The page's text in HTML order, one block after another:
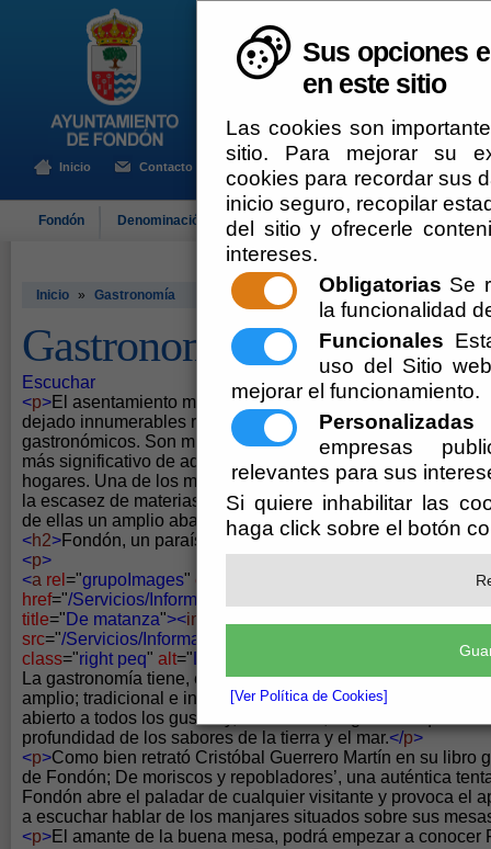
Sus opciones
en este sitio
Las cookies son
sitio. Para mejorar su
cookies para recordar sus
inicio seguro, recopilar
del sitio y ofrecerle
intereses.
Obligatorias Se
la funcionalidad
Funcionales
uso del Sitio
mejorar el funcionamiento.
Personalizadas
empresas
relevantes para sus
Si quiere inhabilitar las
haga click sobre el botón
[Ver Política de Cookies]
Inicio Contacto
Fondón Denominación de Origen El Ayuntamiento Turismo
Inicio » Gastronomía
Gastronomía
Escuchar
<p>El asentamiento musulmán de Fondón y la posterior
dejado innumerables restos arquitectónicos, culturales y,
gastronómicos. Son muchos los platos típicos elaborados
más significativo de aquella época, y que, aún hoy día, se
hogares. Una de los mayores atractivos de la cocina de
la escasez de materias primas de antaño, extrayendo
de ellas un amplio abanico de posibilidades culinarias.</p>
<h2>Fondón, un paraíso de los sentidos, empezando por el
<p>
<a rel ="grupoImages"
href="/Servicios/Informacion/informacion.nsf/dx/
title=" De matanza"><img
src="/Servicios/Informacion/informacion.nsf/dx/
class="right peq" alt="
La gastronomía tiene, en Fondón, un auténtico paraíso
amplio; tradicional e innovador; consistente y frugal; clásico
abierto a todos los gustos y, sobre todo, al gusto de quien
profundidad de los sabores de la tierra y el mar.</p>
<p>Como bien retrató Cristóbal Guerrero Martín en su libro
de Fondón; De moriscos y repobladores’, una auténtica
Fondón abre el paladar de cualquier visitante y provoca el
a escuchar hablar de los manjares situados sobre sus
<p>El amante de la buena mesa, podrá empezar a conocer